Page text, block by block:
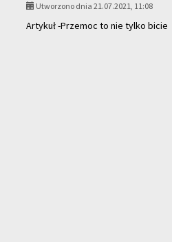
Utworzono dnia 21.07.2021, 11:08
Artykuł -Przemoc to nie tylko bicie